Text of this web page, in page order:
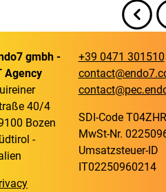
gmbh -
Agency
40/4
Bozen
-
+39 0471 301510
SDI-Code
MwSt-Nr.
Umsatzsteuer-ID
IT02250960214